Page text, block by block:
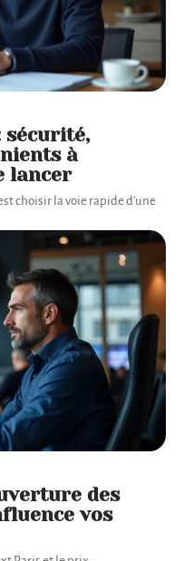
sécurité,
à
lancer
choisir la voie rapide d'une
des
vos